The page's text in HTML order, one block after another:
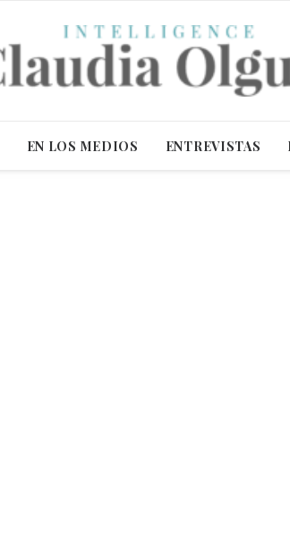
EN LOS MEDIOS ENTREVISTAS